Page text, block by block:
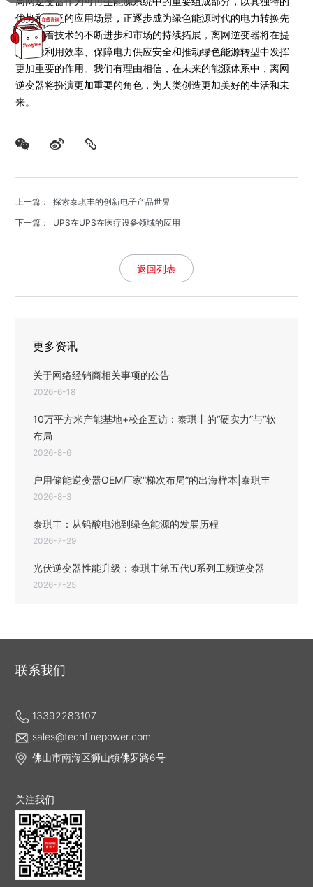
优势和广泛的应用场景，正逐步成为绿色能源时代的电力转换先
锋。随着技术的不断进步和市场的持续拓展，离网逆变器将在提
升能源利用效率、保障电力供应安全和推动绿色能源转型中发挥
更加重要的作用。我们有理由相信，在未来的能源体系中，离网
逆变器将扮演更加重要的角色，为人类创造更加美好的生活和未
来。
上一篇 ： 探索泰琪丰的创新电子产品世界
下一篇 ： UPS在UPS在医疗设备领域的应用
返回列表
更多资讯
关于网络经销商相关事项的公告
2026-6-18
10万平方米产能基地+校企互访：泰琪丰的“硬实力”与“软
布局
2026-8-6
户用储能逆变器OEM厂家“梯次布局”的出海样本|泰琪丰
2026-8-3
泰琪丰：从铅酸电池到绿色能源的发展历程
2026-7-29
光伏逆变器性能升级：泰琪丰第五代U系列工频逆变器
2026-7-25
联系我们
13392283107
sales@techfinepower.com
佛山市南海区狮山镇佛罗路6号
关注我们